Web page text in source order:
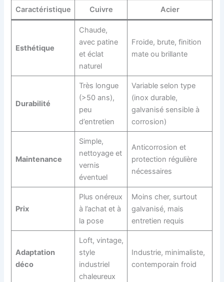
Caractéristique Cuivre Acier
Esthétique
Chaude,
avec patine
et éclat
naturel
Froide, brute, finition
mate ou brillante
Durabilité
Très longue
(>50 ans),
peu
d’entretien
Variable selon type
(inox durable,
galvanisé sensible à
corrosion)
Maintenance
Simple,
nettoyage et
vernis
éventuel
Anticorrosion et
protection régulière
nécessaires
Prix
Plus onéreux
à l’achat et à
la pose
Moins cher, surtout
galvanisé, mais
entretien requis
Adaptation
déco
Loft, vintage,
style
industriel
chaleureux
Industrie, minimaliste,
contemporain froid